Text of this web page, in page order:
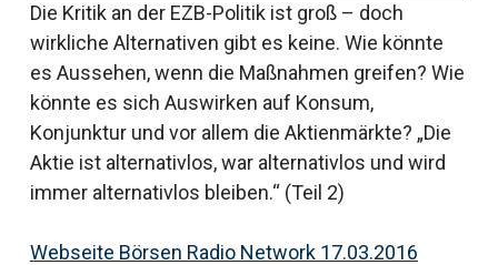
Die Kritik an der EZB-Politik ist groß – doch
wirkliche Alternativen gibt es keine. Wie könnte
es Aussehen, wenn die Maßnahmen greifen? Wie
könnte es sich Auswirken auf Konsum,
Konjunktur und vor allem die Aktienmärkte? „Die
Aktie ist alternativlos, war alternativlos und wird
immer alternativlos bleiben.“ (Teil 2)
Webseite Börsen Radio Network 17.03.2016